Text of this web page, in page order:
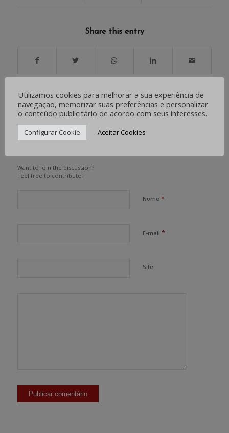
Share this entry
0
RESPOSTAS
Want to join the discussion?
Feel free to contribute!
Nome *
E-mail *
Site
Utilizamos cookies para melhorar a sua experiência de
navegação, memorizar suas preferências e personalizar
o conteúdo publicitário de acordo com seus interesses.
Configurar Cookie Aceitar Cookies